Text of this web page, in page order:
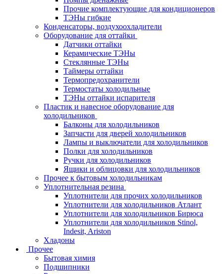
Прочие комплектующие для кондиционеров
ТЭНы гибкие
Конденсаторы, воздухоохладители
Оборудование для оттайки
Датчики оттайки
Керамические ТЭНы
Стеклянные ТЭНы
Таймеры оттайки
Термопредохранители
Термостаты холодильные
ТЭНы оттайки испарителя
Пластик и навесное оборудование для
холодильников
Балконы для холодильников
Запчасти для дверей холодильников
Лампы и выключатели для холодильников
Полки для холодильников
Ручки для холодильников
Ящики и облицовки для холодильников
Прочее к бытовым холодильникам
Уплотнительная резина
Уплотнители для прочих холодильников
Уплотнители для холодильников Атлант
Уплотнители для холодильников Бирюса
Уплотнители для холодильников Stinol,
Indesit, Ariston
Хладоны
Прочее
Бытовая химия
Подшипники